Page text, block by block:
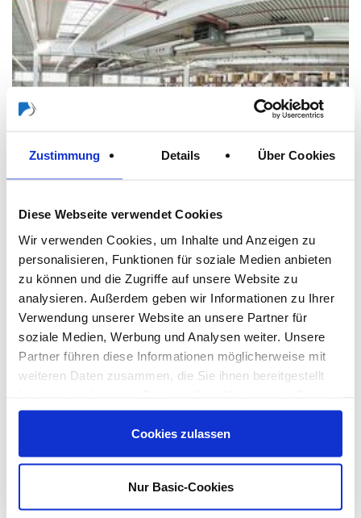
Zustimmung Details Über Cookies
Diese Webseite verwendet Cookies
Wir verwenden Cookies, um Inhalte und Anzeigen zu
personalisieren, Funktionen für soziale Medien anbieten
zu können und die Zugriffe auf unsere Website zu
analysieren. Außerdem geben wir Informationen zu Ihrer
Verwendung unserer Website an unsere Partner für
soziale Medien, Werbung und Analysen weiter. Unsere
Partner führen diese Informationen möglicherweise mit
weiteren Daten zusammen, die Sie ihnen bereitgestellt
gesammelt haben.
Cookies zulassen
Nur Basic-Cookies
Istoria